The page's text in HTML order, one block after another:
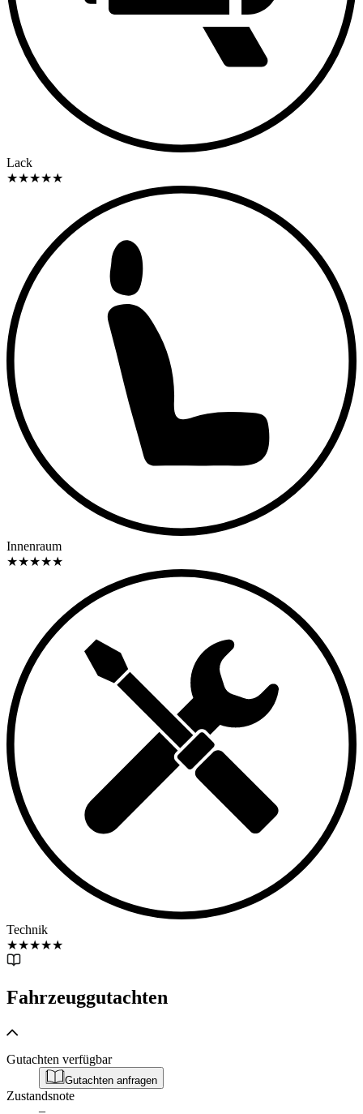
Lack
★★★★★
Innenraum
★★★★★
Technik
★★★★★
Fahrzeuggutachten
Gutachten verfügbar
Gutachten anfragen
Zustandsnote
–